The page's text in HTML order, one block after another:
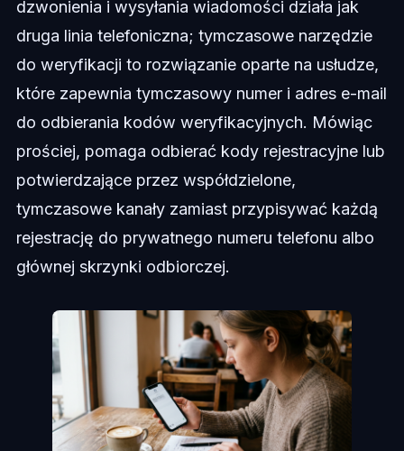
dzwonienia i wysyłania wiadomości działa jak
druga linia telefoniczna; tymczasowe narzędzie
do weryfikacji to rozwiązanie oparte na usłudze,
które zapewnia tymczasowy numer i adres e-mail
do odbierania kodów weryfikacyjnych. Mówiąc
prościej, pomaga odbierać kody rejestracyjne lub
potwierdzające przez współdzielone,
tymczasowe kanały zamiast przypisywać każdą
rejestrację do prywatnego numeru telefonu albo
głównej skrzynki odbiorczej.